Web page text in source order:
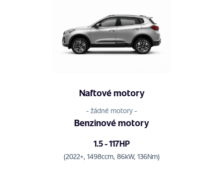
Naftové motory
- žádné motory -
Benzinové motory
1.5 - 117HP
(2022+, 1498ccm, 86kW, 136Nm)